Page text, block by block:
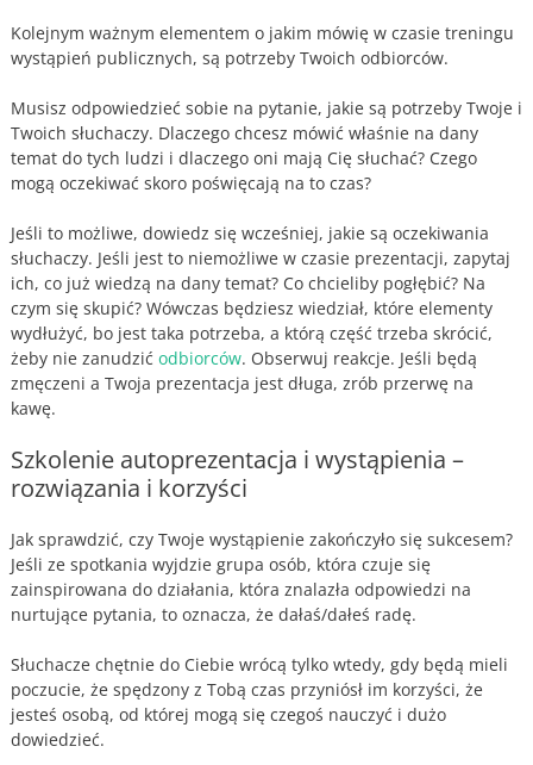
Kolejnym ważnym elementem o jakim mówię w czasie treningu
wystąpień publicznych, są potrzeby Twoich odbiorców.
Musisz odpowiedzieć sobie na pytanie, jakie są potrzeby Twoje i
Twoich słuchaczy. Dlaczego chcesz mówić właśnie na dany
temat do tych ludzi i dlaczego oni mają Cię słuchać? Czego
mogą oczekiwać skoro poświęcają na to czas?
Jeśli to możliwe, dowiedz się wcześniej, jakie są oczekiwania
słuchaczy. Jeśli jest to niemożliwe w czasie prezentacji, zapytaj
ich, co już wiedzą na dany temat? Co chcieliby pogłębić? Na
czym się skupić? Wówczas będziesz wiedział, które elementy
wydłużyć, bo jest taka potrzeba, a którą część trzeba skrócić,
żeby nie zanudzić odbiorców. Obserwuj reakcje. Jeśli będą
zmęczeni a Twoja prezentacja jest długa, zrób przerwę na
kawę.
Szkolenie autoprezentacja i wystąpienia –
rozwiązania i korzyści
Jak sprawdzić, czy Twoje wystąpienie zakończyło się sukcesem?
Jeśli ze spotkania wyjdzie grupa osób, która czuje się
zainspirowana do działania, która znalazła odpowiedzi na
nurtujące pytania, to oznacza, że dałaś/dałeś radę.
Słuchacze chętnie do Ciebie wrócą tylko wtedy, gdy będą mieli
poczucie, że spędzony z Tobą czas przyniósł im korzyści, że
jesteś osobą, od której mogą się czegoś nauczyć i dużo
dowiedzieć.